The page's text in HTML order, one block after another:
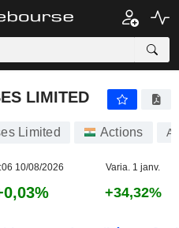
LIMITED
Limited Actions
10/08/2026 Varia. 1 janv.
+34,32%